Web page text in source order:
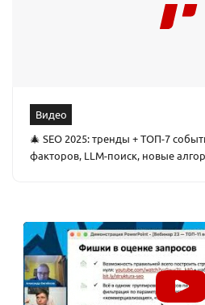
Видео
🎄 SEO 2025: тренды + ТОП-7
факторов, LLM-поиск, новые